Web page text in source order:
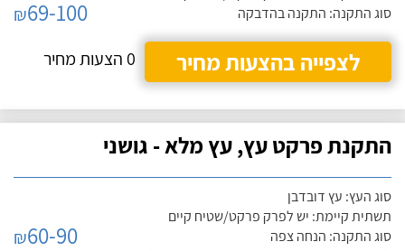
סוג התקנה: התקנה בהדבקה
₪69-100
לצפייה בהצעות מחיר
0 הצעות מחיר
התקנת פרקט עץ, עץ מלא - גושני
סוג העץ: עץ דובדבן
תשתית קיימת: יש לפרק פרקט/שטיח קיים
סוג התקנה: הנחה צפה
₪60-90